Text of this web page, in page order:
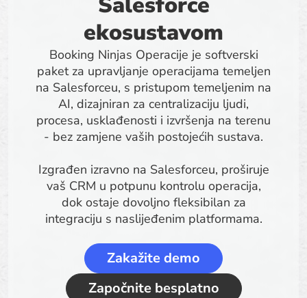
ekosustavom
Booking Ninjas Operacije je softverski
paket za upravljanje operacijama temeljen
na Salesforceu, s pristupom temeljenim na
AI, dizajniran za centralizaciju ljudi,
procesa, usklađenosti i izvršenja na terenu
- bez zamjene vaših postojećih sustava.
Izgrađen izravno na Salesforceu, proširuje
vaš CRM u potpunu kontrolu operacija,
dok ostaje dovoljno fleksibilan za
integraciju s naslijeđenim platformama.
Zakažite demo
Započnite besplatno